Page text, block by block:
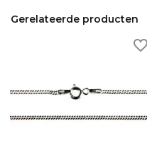
Gerelateerde producten